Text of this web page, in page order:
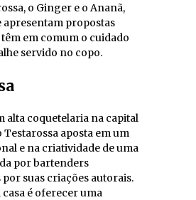
o Ginger e o Ananã,
apresentam propostas
em comum o cuidado
servido no copo.
alta coquetelaria na capital
Testarossa aposta em um
e na criatividade de uma
por bartenders
suas criações autorais.
é oferecer uma